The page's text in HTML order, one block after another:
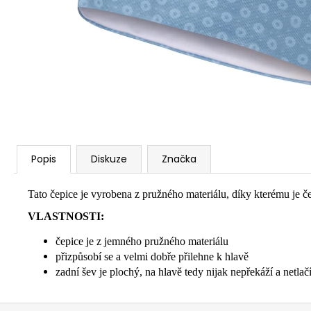
Popis Diskuze Značka
Tato čepice je vyrobena z pružného materiálu, díky kterému je
VLASTNOSTI:
čepice je z jemného pružného materiálu
přizpůsobí se a velmi dobře přilehne k hlavě
zadní šev je plochý, na hlavě tedy nijak nepřekáží a netlačí